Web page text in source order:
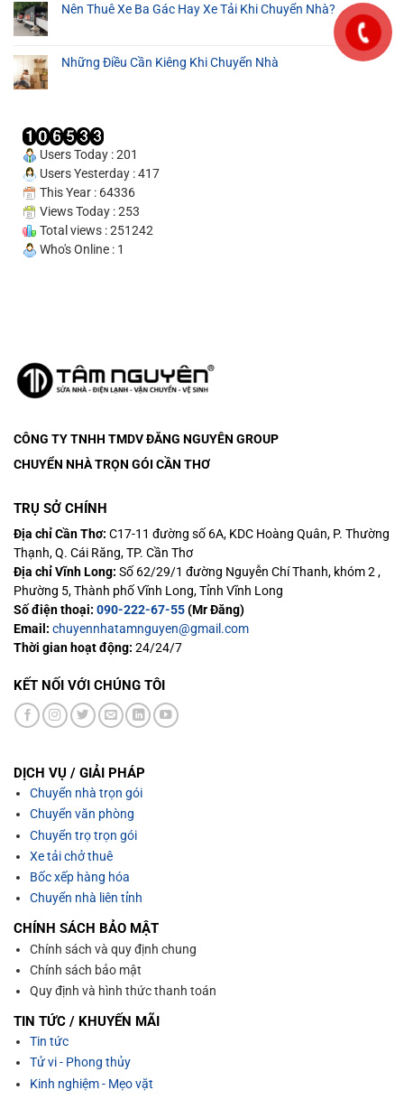
Thơ
Kết
100%
Nên Thuê Xe Ba Gác Hay Xe Tải Khi Chuyển Nhà?
Những Điều Cần Kiêng Khi Chuyển Nhà
Users Today : 201
Users Yesterday : 417
This Year : 64336
Views Today : 253
Total views : 251242
Who's Online : 1
CÔNG TY TNHH TMDV ĐĂNG NGUYÊN GROUP
CHUYỂN NHÀ TRỌN GÓI CẦN THƠ
TRỤ SỞ CHÍNH
Địa chỉ Cần Thơ: C17-11 đường số 6A, KDC Hoàng Quân, P. Thường
Thạnh, Q. Cái Răng, TP. Cần Thơ
Địa chỉ Vĩnh Long: Số 62/29/1 đường Nguyễn Chí Thanh, khóm 2 ,
Phường 5, Thành phố Vĩnh Long, Tỉnh Vĩnh Long
Số điện thoại: 090-222-67-55(Mr Đăng)
Email: chuyennhatamnguyen@gmail.com
Thời gian hoạt động: 24/24/7
KẾT NỐI VỚI CHÚNG TÔI
DỊCH VỤ / GIẢI PHÁP
Chuyển nhà trọn gói
Chuyển văn phòng
Chuyển trọ trọn gói
Xe tải chở thuê
Bốc xếp hàng hóa
Chuyển nhà liên tỉnh
CHÍNH SÁCH BẢO MẬT
Chính sách và quy định chung
Chính sách bảo mật
Quy định và hình thức thanh toán
TIN TỨC / KHUYẾN MÃI
Tin tức
Tử vi - Phong thủy
Kinh nghiệm - Mẹo vặt